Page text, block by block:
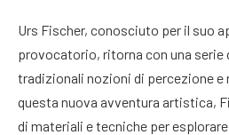
Urs Fischer, conosciuto per il suo
provocatorio, ritorna con una serie
tradizionali nozioni di percezione e
questa nuova avventura artistica,
di materiali e tecniche per